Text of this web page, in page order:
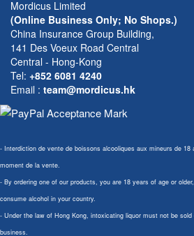
Mordicus Limited
(Online Business Only; No Shops.)
China Insurance Group Building,
141 Des Voeux Road Central
Central - Hong-Kong
Tel: +852 6081 4240
Email : team@mordicus.hk
- Interdiction de vente de boissons alcooliques aux mineurs de
moment de la vente.
- By ordering one of our products, you are 18 years of age or
consume alcohol in your country.
- Under the law of Hong Kong, intoxicating liquor must not be
business.